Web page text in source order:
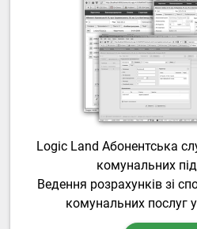
Logic Land Абонентська
комунальних
Ведення розрахунків зі
комунальних послуг у